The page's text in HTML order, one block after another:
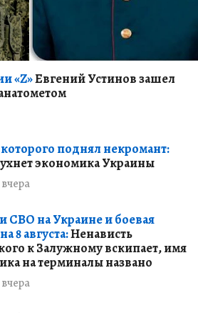
«Z»Евгений Устинов зашел
поднял некромант:
экономика Украины
вчера
СВО на Украине и боевая
8 августа:Ненависть
к Залужному вскипает, имя
на терминалы названо
вчера